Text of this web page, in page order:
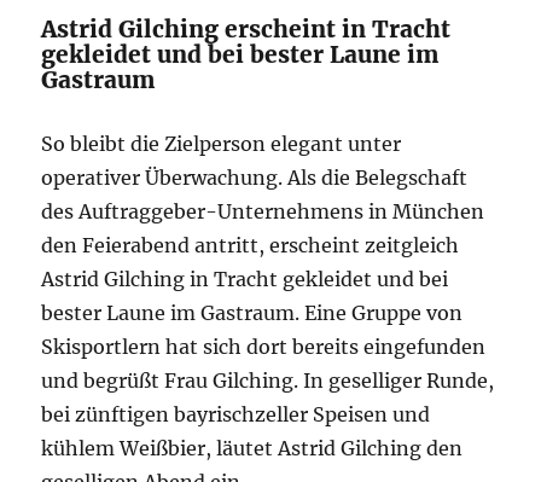
Astrid Gilching erscheint in Tracht
gekleidet und bei bester Laune im
Gastraum
So bleibt die Zielperson elegant unter
operativer Überwachung. Als die Belegschaft
des Auftraggeber-Unternehmens in München
den Feierabend antritt, erscheint zeitgleich
Astrid Gilching in Tracht gekleidet und bei
bester Laune im Gastraum. Eine Gruppe von
Skisportlern hat sich dort bereits eingefunden
und begrüßt Frau Gilching. In geselliger Runde,
bei zünftigen bayrischzeller Speisen und
kühlem Weißbier, läutet Astrid Gilching den